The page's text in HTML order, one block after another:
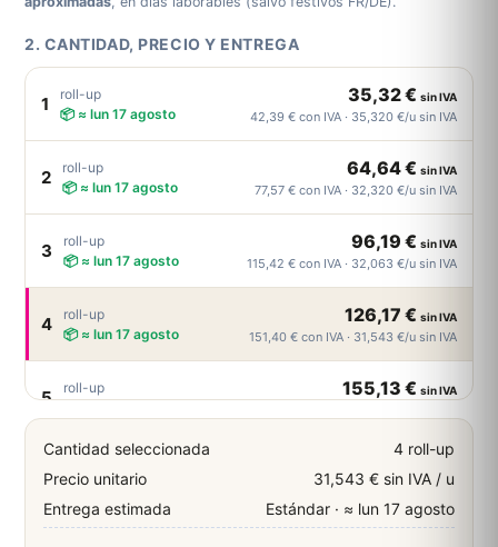
2. CANTIDAD, PRECIO Y ENTREGA
1
roll-up
📦 ≈ lun 17 agosto
35,32 € sin IVA
42,39 € con IVA · 35,320 €/u sin IVA
2
roll-up
📦 ≈ lun 17 agosto
64,64 € sin IVA
77,57 € con IVA · 32,320 €/u sin IVA
3
roll-up
📦 ≈ lun 17 agosto
96,19 € sin IVA
115,42 € con IVA · 32,063 €/u sin IVA
4
roll-up
📦 ≈ lun 17 agosto
126,17 € sin IVA
151,40 € con IVA · 31,543 €/u sin IVA
5
roll-up
155,13 € sin IVA
6
roll-up
📦 ≈ lun 17 agosto
184,51 €
221,41 € con IVA · 30,752 €/u sin IVA
roll-up
213,89 €
Cantidad seleccionada
4 roll-up
Precio unitario
31,543 € sin IVA / u
Entrega estimada
Estándar · ≈ lun 17 agosto